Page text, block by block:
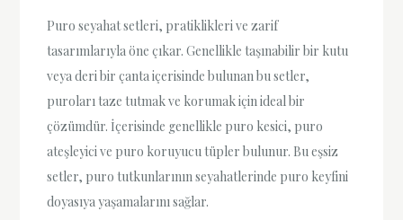
Puro seyahat setleri, pratiklikleri ve zarif
tasarımlarıyla öne çıkar. Genellikle taşınabilir bir kutu
veya deri bir çanta içerisinde bulunan bu setler,
puroları taze tutmak ve korumak için ideal bir
çözümdür. İçerisinde genellikle puro kesici, puro
ateşleyici ve puro koruyucu tüpler bulunur. Bu eşsiz
setler, puro tutkunlarının seyahatlerinde puro keyfini
doyasıya yaşamalarını sağlar.